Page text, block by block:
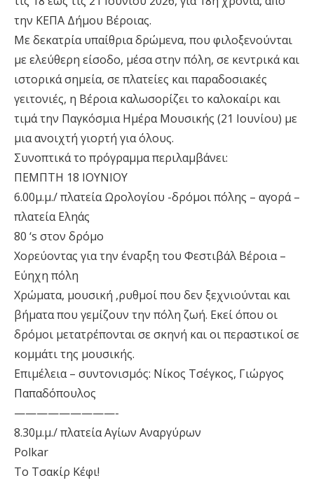
την ΚΕΠΑ Δήμου Βέροιας.
Με δεκατρία υπαίθρια δρώμενα, που φιλοξενούνται
με ελεύθερη είσοδο, μέσα στην πόλη, σε κεντρικά και
ιστορικά σημεία, σε πλατείες και παραδοσιακές
γειτονιές, η Βέροια καλωσορίζει το καλοκαίρι και
τιμά την Παγκόσμια Ημέρα Μουσικής (21 Ιουνίου) με
μια ανοιχτή γιορτή για όλους.
Συνοπτικά το πρόγραμμα περιλαμβάνει:
ΠΕΜΠΤΗ 18 ΙΟΥΝΙΟΥ
6.00μ.μ./ πλατεία Ωρολογίου -δρόμοι πόλης – αγορά –
πλατεία Εληάς
80 ‘s στον δρόμο
Χορεύοντας για την έναρξη του Φεστιβάλ Βέροια –
Εύηχη πόλη
Χρώματα, μουσική ,ρυθμοί που δεν ξεχνιούνται και
βήματα που γεμίζουν την πόλη ζωή. Εκεί όπου οι
δρόμοι μετατρέπονται σε σκηνή και οι περαστικοί σε
κομμάτι της μουσικής.
Επιμέλεια – συντονισμός: Νίκος Τσέγκος, Γιώργος
Παπαδόπουλος
—————————-
8.30μ.μ./ πλατεία Αγίων Αναργύρων
Polkar
Το Τσακίρ Κέφι!